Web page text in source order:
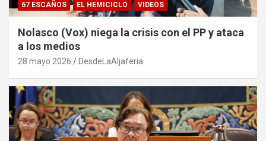
67 ESCAÑOS EL HEMICICLO VIDEOS
Nolasco (Vox) niega la crisis con el PP y ataca
a los medios
28 mayo 2026 DesdeLaAljaferia